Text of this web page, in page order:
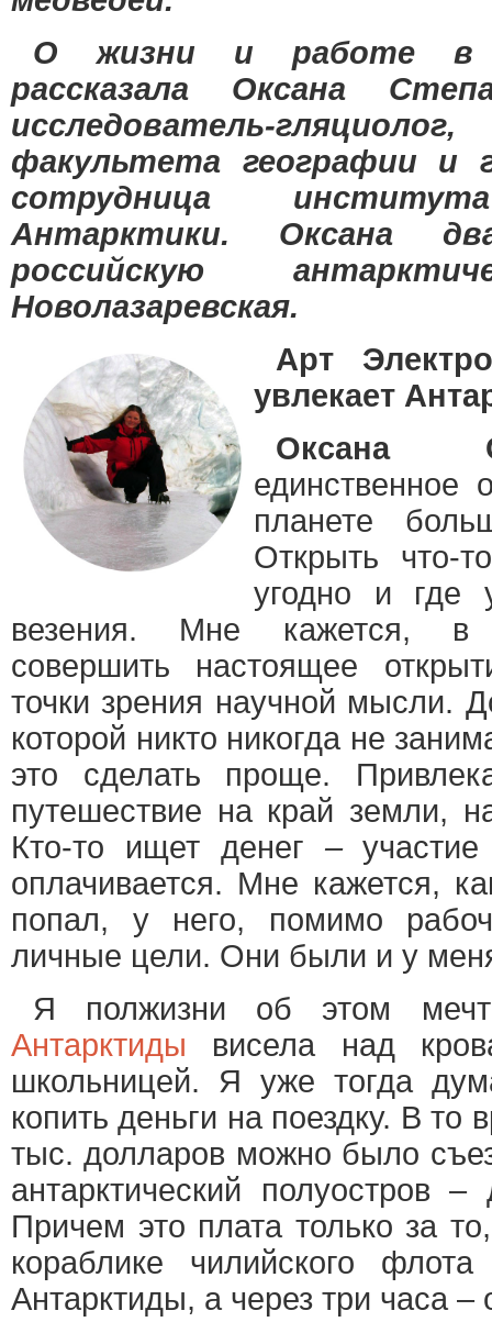
О жизни и работе в
рассказала Оксана
исследователь-
факультета географии и
сотрудница
Антарктики. Оксана
российскую
Новолазаревская.
Арт
увлекает
Оксана
единственное
планете
Открыть что-
угодно и где
везения. Мне кажется, в
совершить настоящее
точки зрения научной мысли.
которой никто никогда не
это сделать проще.
путешествие на край земли,
Кто-то ищет денег –участие
оплачивается. Мне кажется,
попал, у него, помимо
личные цели. Они были и у
Я полжизни об этом
Антарктиды висела над
школьницей. Я уже тогда
копить деньги на поездку. В то
тыс. долларов можно было
антарктический полуостров
Причем это плата только за
кораблике чилийского
Антарктиды, а через три часа –